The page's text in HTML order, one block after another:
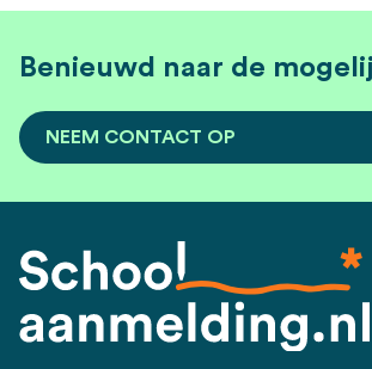
Benieuwd naar de
NEEM CONTACT OP